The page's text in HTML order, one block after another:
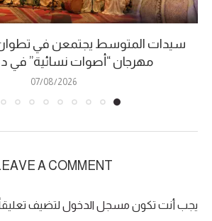
سيدات المتوسط يجتمعن في
مهرجان “أصوات نسائية” في
07/08/2026
A COMMENT
يجب أنت تكون مسجل الدخول لتضيف